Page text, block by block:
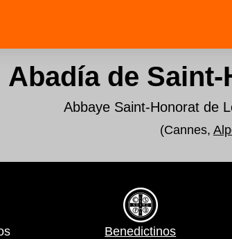
Abadía de
Abbaye Saint-Honorat de
(Cannes,
Benedictinos